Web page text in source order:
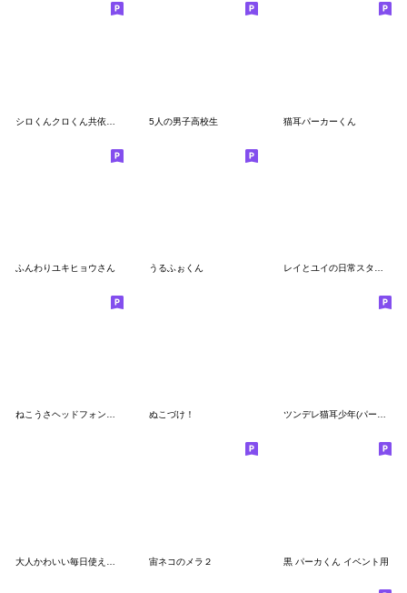
5人の男子高校生 猫耳パーカーくん
ふんわりユキヒョウさん うるふぉくん
ねこうさヘッドフォンズ ver.年末年始 ぬこづけ！ ツンデレ猫耳少年(パーカーver.)8
宙ネコのメラ２ 黒 パーカくん イベント用